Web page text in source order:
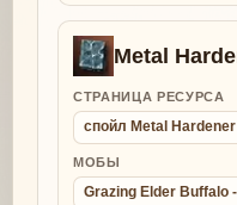
Metal
СТРАНИЦА РЕСУРСА
спойл Metal
МОБЫ
Grazing Elder Buffalo